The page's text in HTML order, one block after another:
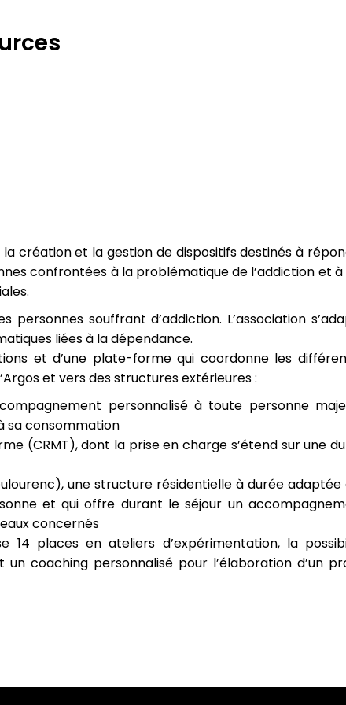
la création et la gestion de dispositifs destinés à
confrontées à la problématique de l’addiction et à
souffrant d’addiction. L’association
liées à la dépendance.
et d’une plate-forme qui coordonne les
et vers des structures extérieures :
personnalisé à toute personne
sa consommation
(CRMT), dont la prise en charge s’étend sur une
une structure résidentielle à durée adaptée
et qui offre durant le séjour un
concernés
places en ateliers d’expérimentation, la
coaching personnalisé pour l’élaboration d’un